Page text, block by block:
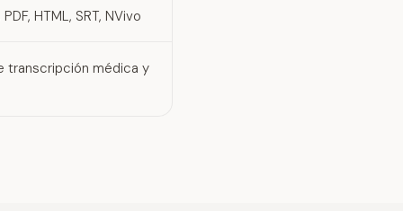
HTML, SRT, NVivo
transcripción médica y